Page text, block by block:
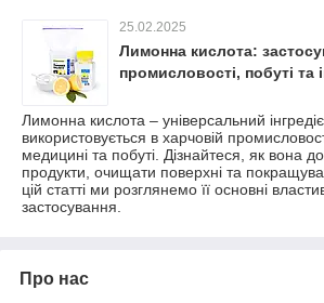
25.02.2025
Лимонна кислота:
промисловості, побуті та
Лимонна кислота – універсальний
використовується в харчовій
медицині та побуті. Дізнайтеся, як вона
продукти, очищати поверхні та
цій статті ми розглянемо її основні
застосування.
Про нас